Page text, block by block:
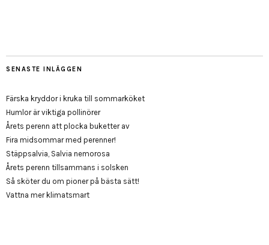
SENASTE INLÄGGEN
Färska kryddor i kruka till sommarköket
Humlor är viktiga pollinörer
Årets perenn att plocka buketter av
Fira midsommar med perenner!
Stäppsalvia, Salvia nemorosa
Årets perenn tillsammans i solsken
Så sköter du om pioner på bästa sätt!
Vattna mer klimatsmart